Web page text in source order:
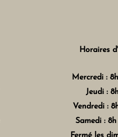
Horaires
Mercredi :
Jeudi : 8h
Vendredi :
Samedi : 8h -